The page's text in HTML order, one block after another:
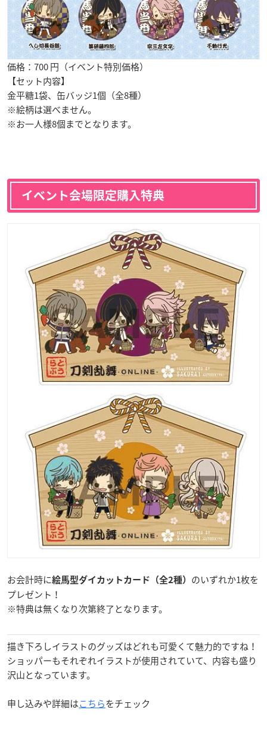
価格：700 円（イベント特別価格）
【セット内容】
金平糖1袋、缶バッジ1個（全8種）
※絵柄は選べません。
※お一人様8個までとなります。
イベント会場限定購入特典
お会計時に絵馬型ダイカットカード （全2種） のいずれか1枚を
プレゼント！
※特典は無くなり次第終了となります。
描き下ろしイラストのグッズはどれも可愛くて魅力的ですね！
ショッパーもそれぞれイラストが使用されていて、内容も盛り
沢山となっています。
申し込みや詳細はこちらをチェック